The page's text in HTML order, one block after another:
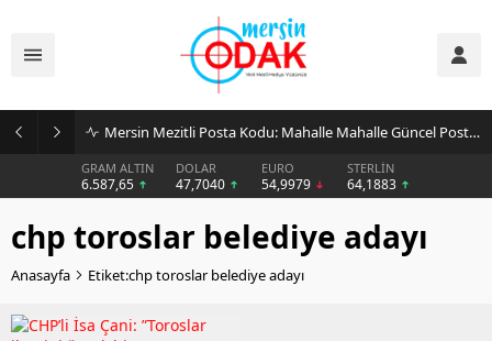
Mersin Mezitli Posta Kodu: Mahalle Mahalle Güncel Posta Kodu Rehberi
GRAM ALTIN
6.587,65
DOLAR
47,7040
EURO
54,9979
STERLİN
64,1883
chp toroslar belediye adayı
Anasayfa Etiket:chp toroslar belediye adayı